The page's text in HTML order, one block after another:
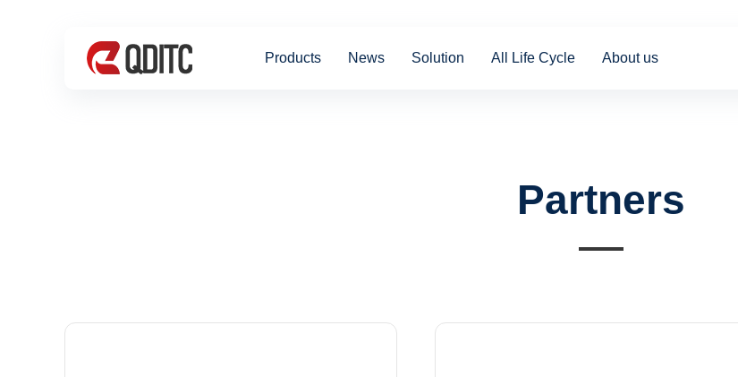
Products News Solution All Life Cycle About us
Partners